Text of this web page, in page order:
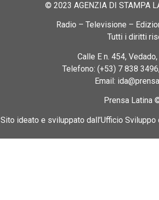
© 2023 AGENZIA DI STAMPA
Radio – Televisione –
Tutti i diritti
Calle E n. 454, Vedado,
Telefono: (+53) 7 838
Email:
Prensa Latina
Sito ideato e sviluppato dall’Ufficio Sviluppo